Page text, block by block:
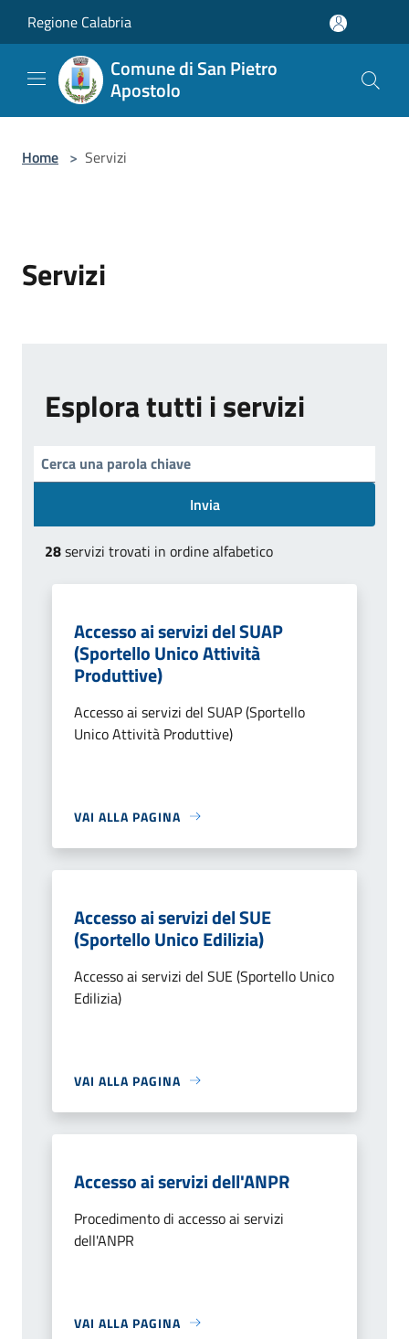
Regione Calabria
Comune di San Pietro
Apostolo
Home > Servizi
Servizi
Esplora tutti i servizi
Invia
28servizi trovati in ordine alfabetico
Accesso ai servizi del SUAP
(Sportello Unico Attività
Produttive)
Accesso ai servizi del SUAP (Sportello
Unico Attività Produttive)
VAI ALLA PAGINA
Accesso ai servizi del SUE
(Sportello Unico Edilizia)
Accesso ai servizi del SUE (Sportello Unico
Edilizia)
VAI ALLA PAGINA
Accesso ai servizi dell'ANPR
Procedimento di accesso ai servizi
dell'ANPR
VAI ALLA PAGINA